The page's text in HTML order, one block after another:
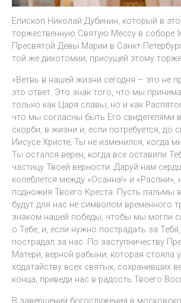
Епископ Николай Дубинин, который в
торжественную Святую Мессу в соборе
Пресвятой Девы Марии в Санкт-
той же дихотомии, присущей этому
«Ветвь в нашей жизни сегодня – это не
это ответ. Это знак того, что мы
только как Царя славы, но и как
что мы согласны быть Его свидетелями
скорби, в жизни и, если потребуется, до
Иисусе Христе, Ты не изменился, когда
Ты остался верен, когда все оставили
частицу Твоей верности. Даруй нам
колеблется между «Осанна!» и «Распни»,
подножия Твоего Креста. Пусть пальмы
будут для нас не символом временного
знаком нашей победы, чтобы мы могли
о Тебе, и, если нужно пострадать за
пострадал за нас. По заступничеству
Матери, верной рабыни, которая стояла
ходатайству всех святых, сохранивших
конца, приведи нас в радость Твоего
В завершении богослужения в